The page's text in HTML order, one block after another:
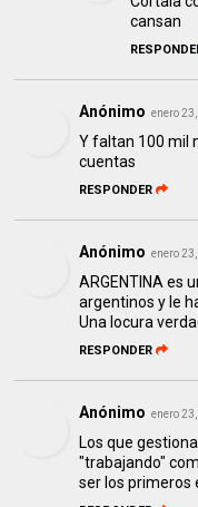
cansan
Anónimo enero
Y faltan 100 mil
cuentas
RESPONDER
Anónimo enero
ARGENTINA es
argentinos y le
Una locura
RESPONDER
Anónimo enero
Los que
"trabajando"
ser los primeros